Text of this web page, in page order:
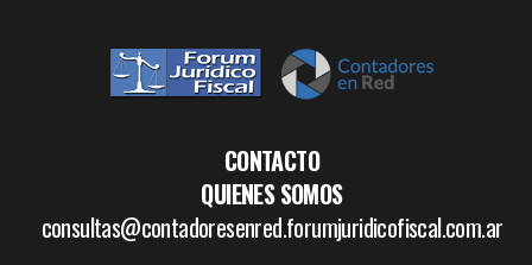
CONTACTO
QUIENES SOMOS
consultas@contadoresenred.forumjuridicofiscal.com.ar